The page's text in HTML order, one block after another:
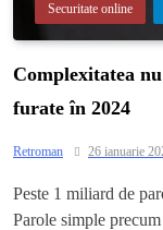
Securitate online
Complexitatea
furate în 2024
Retroman 26 ianuarie
Peste 1 miliard de
Parole simple